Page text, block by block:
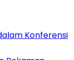
Konferensi